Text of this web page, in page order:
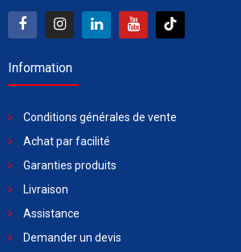
Information
Conditions générales de vente
Achat par facilité
Garanties produits
Livraison
Assistance
Demander un devis